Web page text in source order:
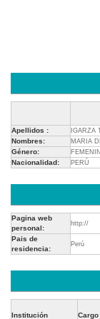
Apellidos : IGARZA
Nombres: MARIA
Género:
Nacionalidad: PERÚ
Pagina web
personal:
http://
Pais de
residencia:
Perú
Institución Cargo